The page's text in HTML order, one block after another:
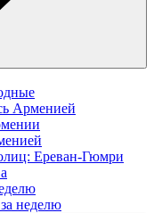
Арменией
Ереван-Гюмри
неделю